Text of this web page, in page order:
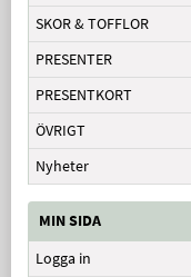
SKOR & TOFFLOR
PRESENTER
PRESENTKORT
ÖVRIGT
Nyheter
MIN SIDA
Logga in